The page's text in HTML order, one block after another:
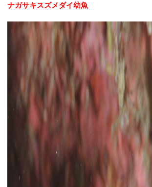
ナガサキスズメダイ幼魚